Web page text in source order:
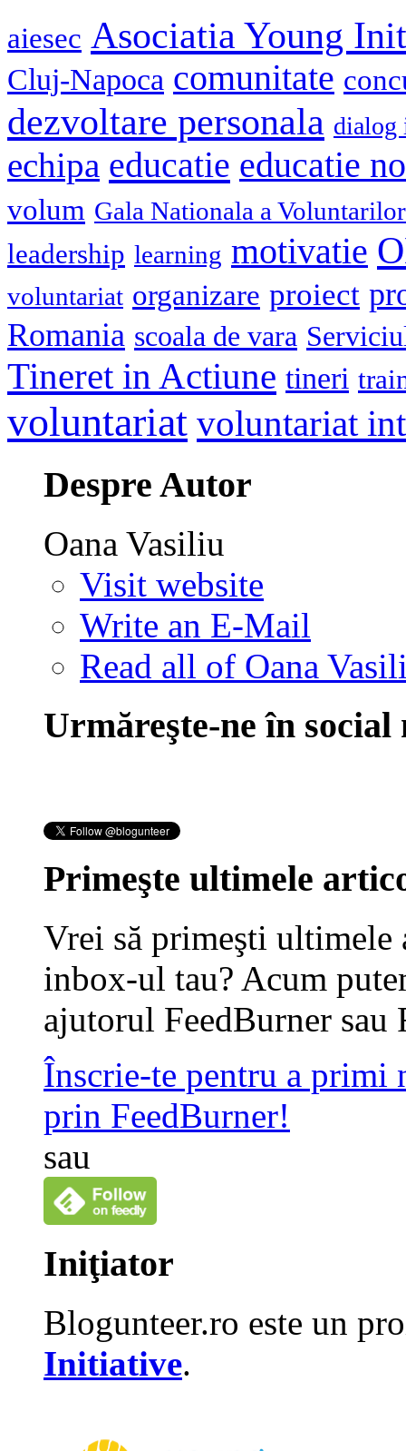
aiesec Asociatia Young
Cluj-Napoca comunitate
dezvoltare personala dialog
echipa educatie educatie
volum Gala Nationala a Voluntarilor
leadership learning motivatie
voluntariat organizare proiect
Romania scoala de vara
Tineret in Actiune tineri
voluntariat voluntariat
Despre Autor
Oana Vasiliu
Visit website
Write an E-Mail
Read all of Oana
Urmăreşte-ne în social
Primeşte ultimele
Vrei să primeşti
inbox-ul tau? Acum
ajutorul FeedBurner sau
Înscrie-te pentru a primi
prin FeedBurner!
sau
Iniţiator
Blogunteer.ro este un
Initiative.